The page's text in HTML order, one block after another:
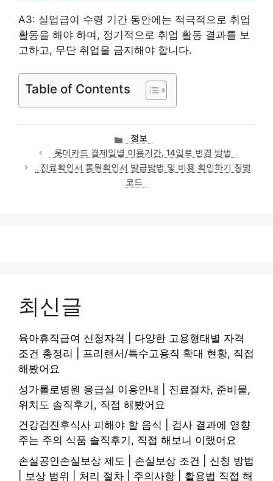
A3: 실업급여 수령 기간 동안에는 적극적으로 취업
활동을 해야 하며, 정기적으로 취업 활동 결과를 보
고하고, 무단 취업을 금지해야 합니다.
Table of Contents
카
테
고
리
정보
롯데카드 결제일별 이용기간, 14일로 변경 방법
진료확인서 통원확인서 발급방법 및 비용 확인하기 질병
코드
최신글
육아휴직급여 신청자격 | 다양한 고용형태별 자격
조건 총정리 | 프리랜서/특수고용직 확대 현황, 직접
해봤어요
성가롤로병원 응급실 이용안내 | 진료절차, 준비물,
위치도 솔직후기, 직접 해봤어요
건강검진후식사 피해야 할 음식 | 검사 결과에 영향
주는 주의 식품 솔직후기, 직접 해보니 이랬어요
손실공인손실보상 제도 | 손실보상 조건 | 신청 방법
| 보상 범위 | 처리 절차 | 주의사항 | 활용법 직접 해